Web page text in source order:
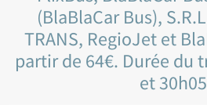
(BlaBlaCar Bus),
TRANS, RegioJet et
partir de 64€. Durée du
et